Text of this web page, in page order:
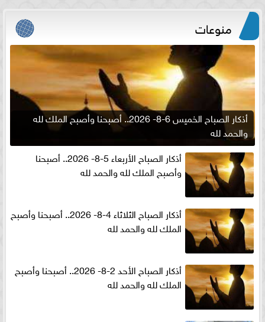
منوعات
أذكار الصباح الخميس 6-8- 2026.. أصبحنا وأصبح الملك لله
والحمد لله
أذكار الصباح الأربعاء 5-8- 2026.. أصبحنا
وأصبح الملك لله والحمد لله
أذكار الصباح الثلاثاء 4-8- 2026.. أصبحنا وأصبح
الملك لله والحمد لله
أذكار الصباح الأحد 2-8- 2026.. أصبحنا وأصبح
الملك لله والحمد لله